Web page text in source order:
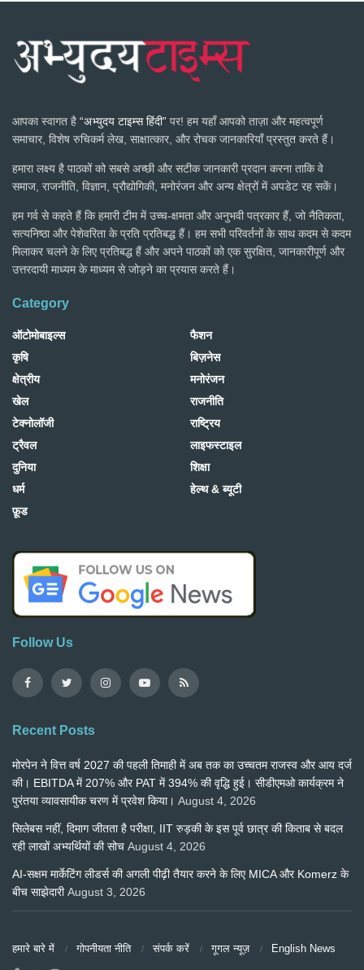
आपका स्वागत है “अभ्युदय टाइम्स हिंदी” पर! हम यहाँ आपको ताज़ा और महत्वपूर्ण
समाचार, विशेष रुचिकर्म लेख, साक्षात्कार, और रोचक जानकारियाँ प्रस्तुत करते हैं।
हमारा लक्ष्य है पाठकों को सबसे अच्छी और सटीक जानकारी प्रदान करना ताकि वे
समाज, राजनीति, विज्ञान, प्रौद्योगिकी, मनोरंजन और अन्य क्षेत्रों में अपडेट रह सकें।
हम गर्व से कहते हैं कि हमारी टीम में उच्च-क्षमता और अनुभवी पत्रकार हैं, जो नैतिकता,
सत्यनिष्ठा और पेशेवरिता के प्रति प्रतिबद्ध हैं। हम सभी परिवर्तनों के साथ कदम से कदम
मिलाकर चलने के लिए प्रतिबद्ध हैं और अपने पाठकों को एक सुरक्षित, जानकारीपूर्ण और
उत्तरदायी माध्यम के माध्यम से जोड़ने का प्रयास करते हैं।
Category
ऑटोमोबाइल्स
कृषि
क्षेत्रीय
खेल
टेक्नोलॉजी
ट्रैवल
दुनिया
धर्म
फ़ूड
फैशन
बिज़नेस
मनोरंजन
राजनीति
राष्ट्रिय
लाइफस्टाइल
शिक्षा
हेल्थ & ब्यूटी
Follow Us
Recent Posts
मोरपेन ने वित्त वर्ष 2027 की पहली तिमाही में अब तक का उच्चतम राजस्व और आय दर्ज
की। EBITDA में 207% और PAT में 394% की वृद्धि हुई। सीडीएमओ कार्यक्रम ने
पुरंतया व्यावसायीक चरण में प्रवेश किया। August 4, 2026
सिलेबस नहीं, दिमाग जीतता है परीक्षा, IIT रुड़की के इस पूर्व छात्र की किताब से बदल
रही लाखों अभ्यर्थियों की सोच August 4, 2026
AI-सक्षम मार्केटिंग लीडर्स की अगली पीढ़ी तैयार करने के लिए MICA और Komerz के
बीच साझेदारी August 3, 2026
हमारे बारे में गोपनीयता नीति संपर्क करें गूगल न्यूज़ English News